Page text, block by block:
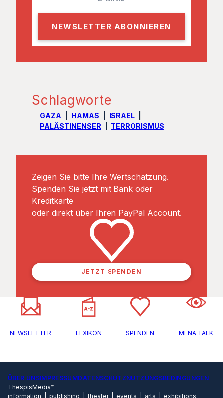
a
l
Schlagworte
GAZA HAMAS
ISRAEL
PALÄSTINENSER
TERRORISMUS
Zeigen Sie bitte Ihre Wertschätzung.
Spenden Sie jetzt mit Bank oder
Kreditkarte
oder direkt über Ihren PayPal Account.
JETZT SPENDEN
NEWSLETTER LEXIKON SPENDEN MENA TALK
ÜBER UNSIMPRESSUMDATENSCHUTZNUTZUNGSBEDINGUNGEN
ThespisMedia™
information | publishing | theater | events | arts | exhibitions